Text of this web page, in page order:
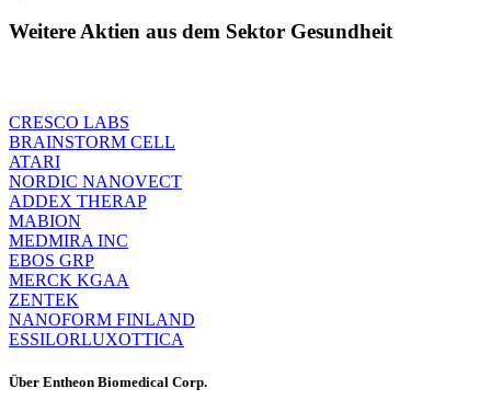
Weitere Aktien aus dem Sektor Gesundheit
CRESCO LABS
BRAINSTORM CELL
ATARI
NORDIC NANOVECT
ADDEX THERAP
MABION
MEDMIRA INC
EBOS GRP
MERCK KGAA
ZENTEK
NANOFORM FINLAND
ESSILORLUXOTTICA
Über Entheon Biomedical Corp.